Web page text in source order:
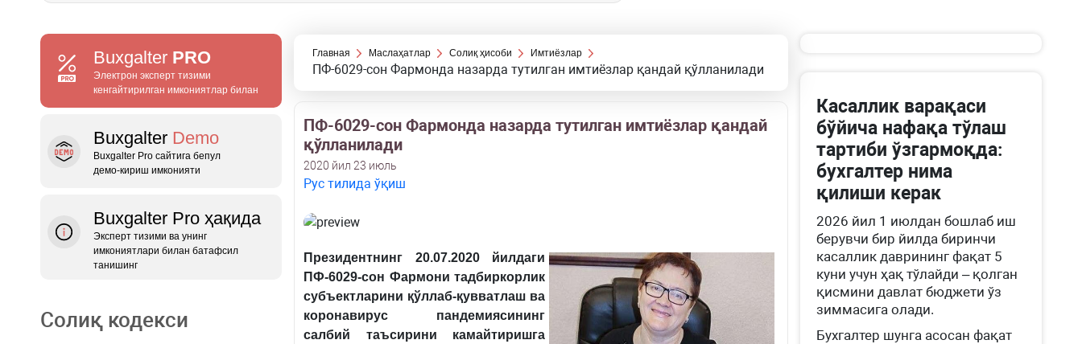
Buxgalter PRO
Электрон эксперт тизими
кенгайтирилган имкониятлар билан
Buxgalter Demo
Buxgalter Pro сайтига бепул
демо‑кириш имконияти
Buxgalter Pro ҳақида
Эксперт тизими ва унинг
имкониятлари билан батафсил
танишинг
Солиқ кодекси
Главная Маслаҳатлар Солиқ ҳисоби Имтиёзлар
ПФ-6029-сон Фармонда назарда тутилган имтиёзлар қандай қўлланилади
ПФ-6029-сон Фармонда назарда тутилган имтиёзлар қандай
қўлланилади
2020 йил 23 июль
Рус тилида ўқиш
Президентнинг 20.07.2020 йилдаги
ПФ-6029-сон Фармони тадбиркорлик
субъектларини қўллаб-қувватлаш ва
коронавирус пандемиясининг
салбий таъсирини камайтиришга
Касаллик варақаси
бўйича нафақа тўлаш
тартиби ўзгармоқда:
бухгалтер нима
қилиши керак
2026 йил 1 июлдан бошлаб иш
берувчи бир йилда биринчи
касаллик даврининг фақат 5
куни учун ҳақ тўлайди – қолган
қисмини давлат бюджети ўз
зиммасига олади.
Бухгалтер шунга асосан фақат